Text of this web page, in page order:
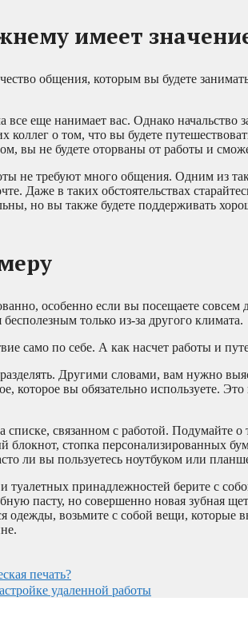
имеет
общения, которым вы будете
еще нанимает вас. Однако начальство
коллег о том, что вы будете
вы не будете оторваны от работы и
не требуют много общения. Одним из
Даже в таких обстоятельствах
но вы также будете поддерживать
особенно если вы посещаете совсем
только из-за другого климата.
само по себе. А как насчет работы и
Другими словами, вам нужно
которое вы обязательно используете.
списке, связанном с работой. Подумайте
блокнот, стопка персонализированных
ли вы пользуетесь ноутбуком или
туалетных принадлежностей берите с
пасту, но совершенно новая зубная
одежды, возьмите с собой вещи,
печать?
удаленной работы